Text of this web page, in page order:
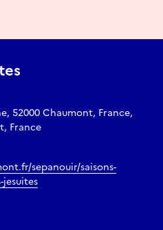
52000 Chaumont, France,
France
sepanouir/saisons-